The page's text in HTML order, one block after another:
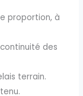
proportion, à
des
terrain.